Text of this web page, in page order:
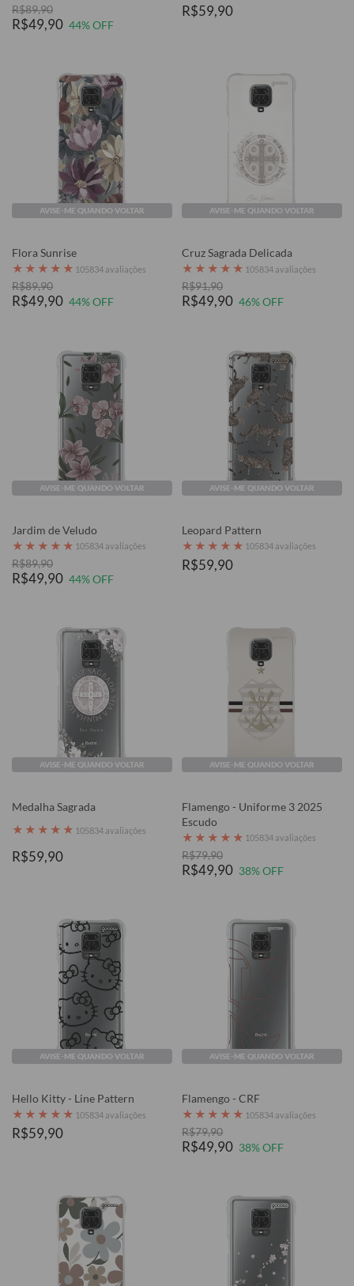
R$89,90
R$49,90 44% OFF
R$59,90
AVISE-ME QUANDO VOLTAR
Flora Sunrise
★ ★ ★ ★ ★ 105834 avaliações
R$89,90
R$49,90 44% OFF
AVISE-ME QUANDO VOLTAR
Cruz Sagrada Delicada
★ ★ ★ ★ ★ 105834 avaliações
R$91,90
R$49,90 46% OFF
AVISE-ME QUANDO VOLTAR
Jardim de Veludo
★ ★ ★ ★ ★ 105834 avaliações
R$89,90
R$49,90 44% OFF
AVISE-ME QUANDO VOLTAR
Leopard Pattern
★ ★ ★ ★ ★ 105834 avaliações
R$59,90
AVISE-ME QUANDO VOLTAR
Medalha Sagrada
★ ★ ★ ★ ★ 105834 avaliações
R$59,90
AVISE-ME QUANDO VOLTAR
Flamengo - Uniforme 3 2025
Escudo
★ ★ ★ ★ ★ 105834 avaliações
R$79,90
R$49,90 38% OFF
AVISE-ME QUANDO VOLTAR
Hello Kitty - Line Pattern
★ ★ ★ ★ ★ 105834 avaliações
R$59,90
AVISE-ME QUANDO VOLTAR
Flamengo - CRF
★ ★ ★ ★ ★ 105834 avaliações
R$79,90
R$49,90 38% OFF